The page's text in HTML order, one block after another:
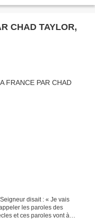
CHAD TAYLOR,
disait : « Je vais
les paroles des
et ces paroles vont à